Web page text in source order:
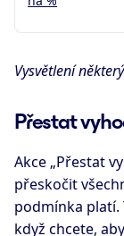
Vysvětlení
Přestat
Akce „Přestat
přeskočit
podmínka platí.
když chcete,